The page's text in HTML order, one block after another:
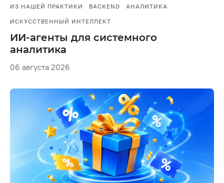
ИЗ НАШЕЙ ПРАКТИКИ BACKEND АНАЛИТИКА
ИСКУССТВЕННЫЙ ИНТЕЛЛЕКТ
ИИ-агенты для системного
аналитика
06 августа 2026